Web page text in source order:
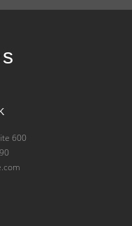
600